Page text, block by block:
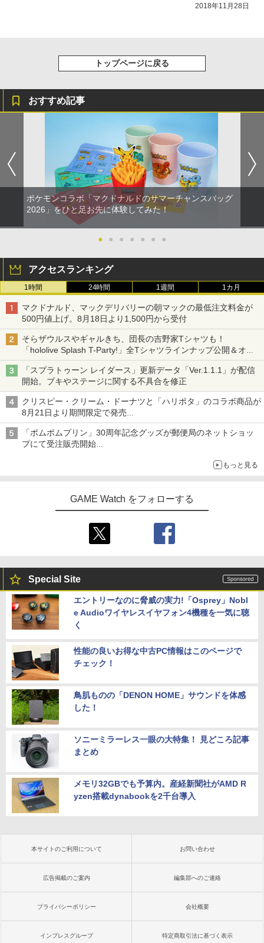
2018年11月28日
トップページに戻る
おすすめ記事
ポケモンコラボ「マクドナルドのサマーチャンスバッグ
2026」をひと足お先に体験してみた！
● ● ● ● ● ● ●
アクセスランキング
1時間 24時間 1週間 1カ月
マクドナルド、マックデリバリーの朝マックの最低注文料金が
500円値上げ。8月18日より1,500円から受付
そらザウルスやギャルきち、団長の吉野家Tシャツも！
「hololive Splash T-Party!」全Tシャツラインナップ公開＆オン
ライン販売開始
「スプラトゥーン レイダース」更新データ「Ver.1.1.1」が配信
開始。ブキやステージに関する不具合を修正
クリスピー・クリーム・ドーナツと「ハリポタ」のコラボ商品が
8月21日より期間限定で発売
組分け帽子ドーナツなど見た目も楽しい商品が登場
「ポムポムプリン」30周年記念グッズが郵便局のネットショッ
プにて受注販売開始
もっと見る
GAME Watch をフォローする
Special Site
エントリーなのに脅威の実力!「Osprey」Nobl
e Audioワイヤレスイヤフォン4機種を一気に聴
く
性能の良いお得な中古PC情報はこのページで
チェック！
鳥肌ものの「DENON HOME」サウンドを体感
した！
ソニーミラーレス一眼の大特集！ 見どころ記事
まとめ
メモリ32GBでも予算内。産経新聞社がAMD R
yzen搭載dynabookを2千台導入
本サイトのご利用について お問い合わせ
広告掲載のご案内 編集部へのご連絡
プライバシーポリシー 会社概要
インプレスグループ 特定商取引法に基づく表示